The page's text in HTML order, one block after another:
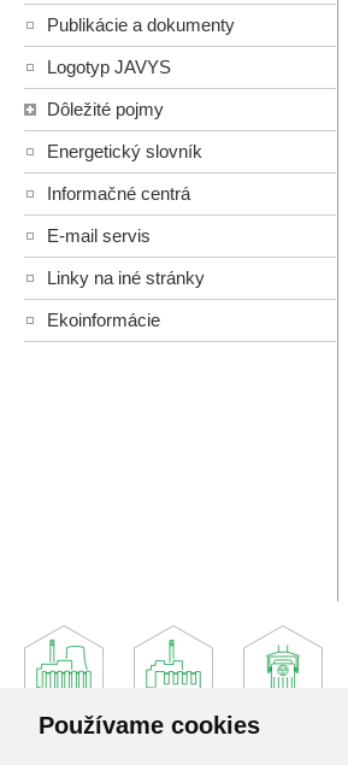
Používame cookies
Publikácie a dokumenty
Logotyp JAVYS
Dôležité pojmy
Energetický slovník
Informačné centrá
E-mail servis
Linky na iné stránky
Ekoinformácie